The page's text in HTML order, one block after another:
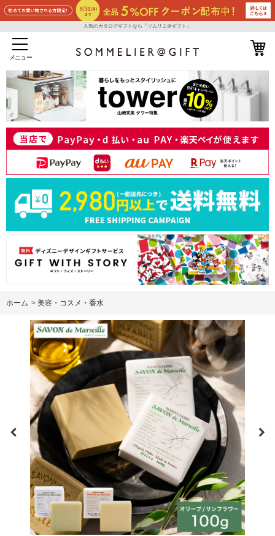
人気のカタログギフトなら『ソムリエ＠ギフト』
メニュー
ホーム > 美容・コスメ・香水